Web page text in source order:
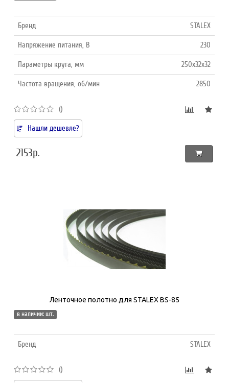
Бренд STALEX
Напряжение питания, В 230
Параметры круга, мм 250x32x32
Частота вращения, об/мин 2850
()
Нашли дешевле?
2153р.
Ленточное полотно для STALEX BS-85
в наличии: шт.
Бренд STALEX
()